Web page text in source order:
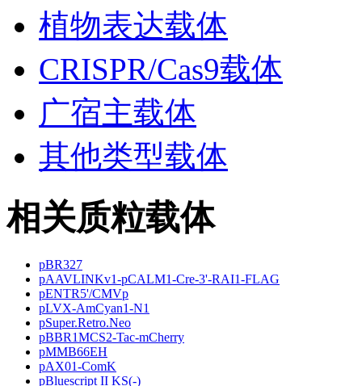
植物表达载体
CRISPR/Cas9载体
广宿主载体
其他类型载体
相关质粒载体
pBR327
pAAVLINKv1-pCALM1-Cre-3'-RAI1-FLAG
pENTR5'/CMVp
pLVX-AmCyan1-N1
pSuper.Retro.Neo
pBBR1MCS2-Tac-mCherry
pMMB66EH
pAX01-ComK
pBluescript II KS(-)